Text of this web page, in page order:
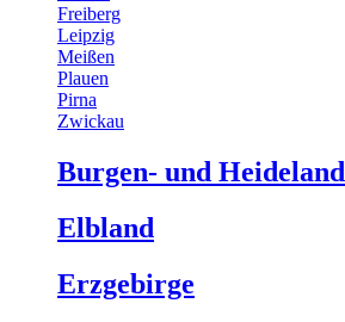
Freiberg
Leipzig
Meißen
Plauen
Pirna
Zwickau
Burgen- und Heideland
Elbland
Erzgebirge